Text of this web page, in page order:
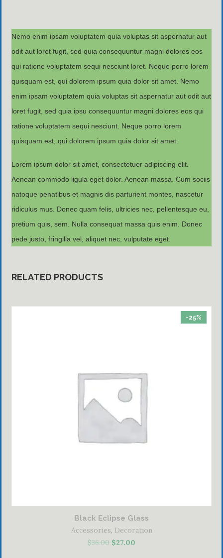
Nemo enim ipsam voluptatem quia voluptas sit aspernatur aut
odit aut loret fugit, sed quia consequuntur magni dolores eos
qui ratione voluptatem sequi nesciunt loret. Neque porro lorem
quisquam est, qui dolorem ipsum quia dolor sit amet. Nemo
enim ipsam voluptatem quia voluptas sit aspernatur aut odit aut
loret fugit, sed quia ipsu consequuntur magni dolores eos qui
ratione voluptatem sequi nesciunt. Neque porro lorem
quisquam est, qui dolorem ipsum quia dolor sit amet.
Lorem ipsum dolor sit amet, consectetuer adipiscing elit.
Aenean commodo ligula eget dolor. Aenean massa. Cum sociis
natoque penatibus et magnis dis parturient montes, nascetur
ridiculus mus. Donec quam felis, ultricies nec, pellentesque eu,
pretium quis, sem. Nulla consequat massa quis enim. Donec
pede justo, fringilla vel, aliquet nec, vulputate eget.
RELATED PRODUCTS
-25%
Black Eclipse Glass
Accessories, Decoration
$36.00 $27.00